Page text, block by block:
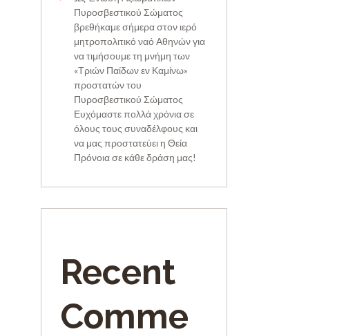
Πυροσβεστικού Σώματος
βρεθήκαμε σήμερα στον ιερό
μητροπολιτικό ναό Αθηνών για
να τιμήσουμε τη μνήμη των
«Τριών Παίδων εν Καμίνω»
προστατών του
Πυροσβεστικού Σώματος
Ευχόμαστε πολλά χρόνια σε
όλους τους συναδέλφους και
να μας προστατεύει η Θεία
Πρόνοια σε κάθε δράση μας!
Recent
Comme